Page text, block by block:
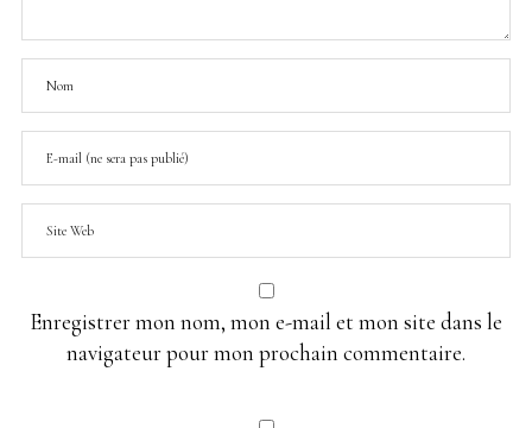
Enregistrer mon nom, mon e-mail et mon site dans le
navigateur pour mon prochain commentaire.